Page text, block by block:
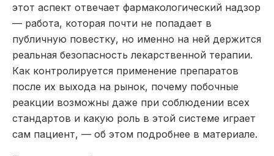
этот аспект отвечает фармакологический надзор
— работа, которая почти не попадает в
публичную повестку, но именно на ней держится
реальная безопасность лекарственной терапии.
Как контролируется применение препаратов
после их выхода на рынок, почему побочные
реакции возможны даже при соблюдении всех
стандартов и какую роль в этой системе играет
сам пациент, — об этом подробнее в материале.